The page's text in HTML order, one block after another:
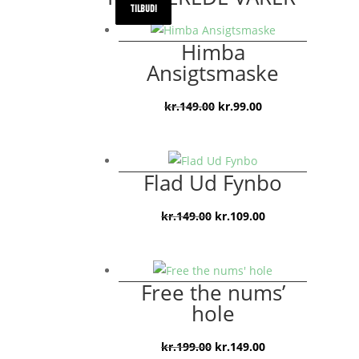
TILBUD!
Himba
Ansigtsmaske
kr.149.00 Den
var:
kr.149.00.
kr.99.00Den
er:
kr.99.00.
TILBUD!
Flad Ud Fynbo
kr.149.00 Den
var:
kr.149.00.
kr.109.00Den
er:
kr.109.00.
TILBUD!
Free the nums’
hole
kr.199.00 Den
kr.149.00Den
TILBUD!